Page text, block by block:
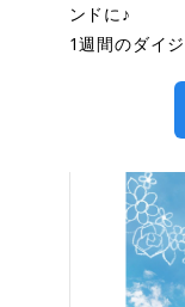
ンドに♪
1週間のダイジ